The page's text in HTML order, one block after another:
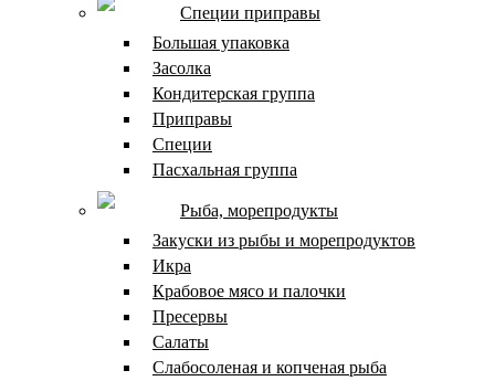
Специи приправы
Большая упаковка
Засолка
Кондитерская группа
Приправы
Специи
Пасхальная группа
Рыба, морепродукты
Закуски из рыбы и морепродуктов
Икра
Крабовое мясо и палочки
Пресервы
Салаты
Слабосоленая и копченая рыба